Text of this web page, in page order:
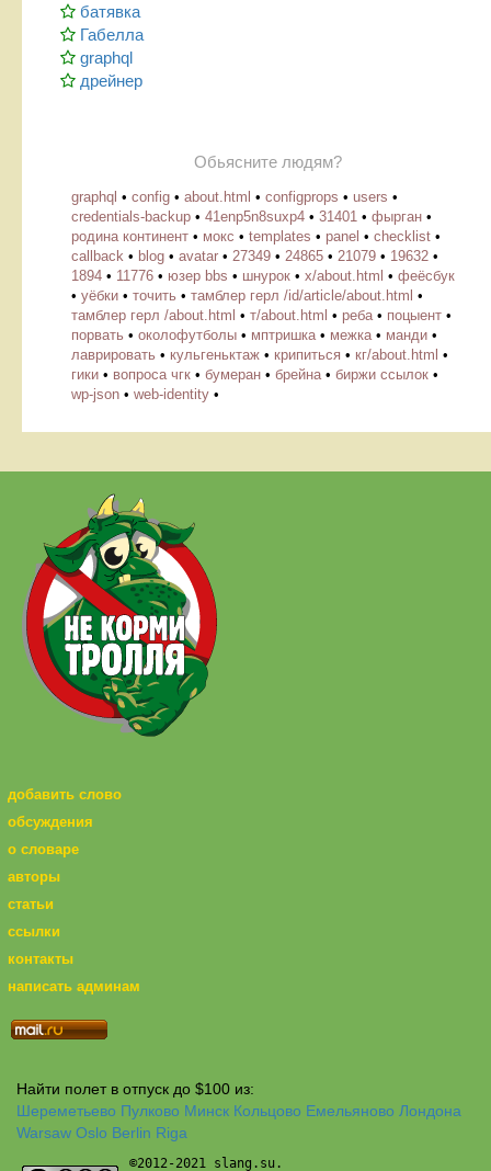
батявка
Габелла
graphql
дрейнер
Обьясните людям?
graphql • config • about.html • configprops • users •
credentials-backup • 41enp5n8suxp4 • 31401 • фырган •
родина континент • мокс • templates • panel • checklist •
callback • blog • avatar • 27349 • 24865 • 21079 • 19632 •
1894 • 11776 • юзер bbs • шнурок • х/about.html • феёсбук
• уёбки • точить • тамблер герл /id/article/about.html •
тамблер герл /about.html • т/about.html • реба• поцыент •
порвать • околофутболы • мптришка• межка• манди •
лаврировать • кульгеньктаж • крипиться • кг/about.html •
гики • вопроса чгк • бумеран • брейна• биржи ссылок •
wp-json • web-identity •
добавить слово
обсуждения
о словаре
авторы
статьи
ссылки
контакты
написать админам
Найти полет в отпуск до $100 из:
Шереметьево Пулково Минск Кольцово Емельяново Лондона
Warsaw Oslo Berlin Riga
©2012-2021 slang.su.